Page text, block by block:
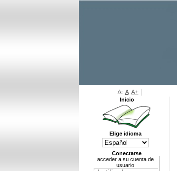
A- A A+
Inicio
Elige idioma
Conectarse
acceder a su cuenta de
usuario